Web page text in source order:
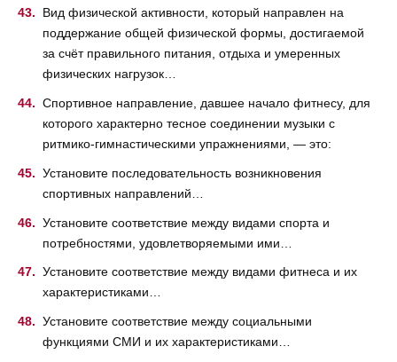
Вид физической активности, который направлен на
поддержание общей физической формы, достигаемой
за счёт правильного питания, отдыха и умеренных
физических нагрузок…
Спортивное направление, давшее начало фитнесу, для
которого характерно тесное соединении музыки с
ритмико-гимнастическими упражнениями, — это:
Установите последовательность возникновения
спортивных направлений…
Установите соответствие между видами спорта и
потребностями, удовлетворяемыми ими…
Установите соответствие между видами фитнеса и их
характеристиками…
Установите соответствие между социальными
функциями СМИ и их характеристиками…